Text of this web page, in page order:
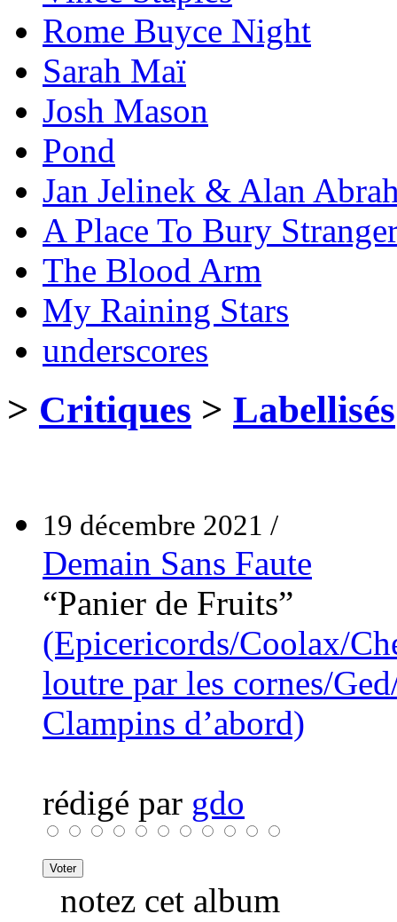
Rome Buyce Night
Sarah Maï
Josh Mason
Pond
Jan Jelinek & Alan
A Place To Bury
The Blood Arm
My Raining Stars
underscores
> Critiques > Labellisés
19 décembre 2021 /
Demain Sans Faute
“Panier de Fruits”
(Epicericords/Coolax/
loutre par les cornes/
Clampins d’abord)
rédigé par gdo
notez cet album